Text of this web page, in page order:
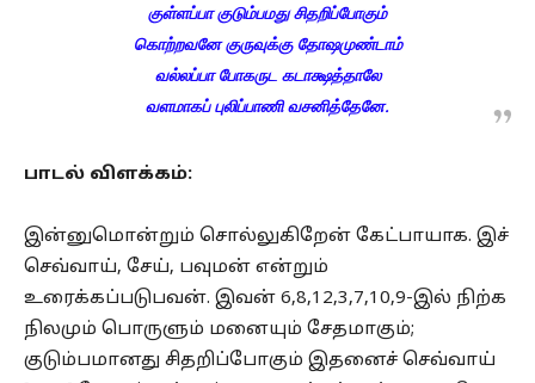
குள்ளப்பா குடும்பமது சிதறிப்போகும்
கொற்றவனே குருவுக்கு தோஷமுண்டாம்
வல்லப்பா போகருட கடாக்ஷத்தாலே
வளமாகப் புலிப்பாணி வசனித்தேனே.
பாடல் விளக்கம்:
இன்னுமொன்றும் சொல்லுகிறேன் கேட்பாயாக. இச்
செவ்வாய், சேய், பவுமன் என்றும்
உரைக்கப்படுபவன். இவன் 6,8,12,3,7,10,9-இல் நிற்க
நிலமும் பொருளும் மனையும் சேதமாகும்;
குடும்பமானது சிதறிப்போகும் இதனைச் செவ்வாய்